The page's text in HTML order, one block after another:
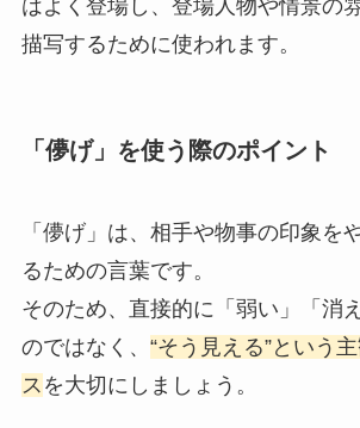
はよく登場し、登場人物や情景の
描写するために使われます。
「儚げ」を使う際のポイント
「儚げ」は、相手や物事の印象を
るための言葉です。
そのため、直接的に「弱い」「消
のではなく、 “そう見える”という
ス を大切にしましょう。